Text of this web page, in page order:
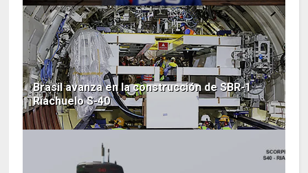
Brasil avanza en la construcción de SBR-1
Riachuelo S-40